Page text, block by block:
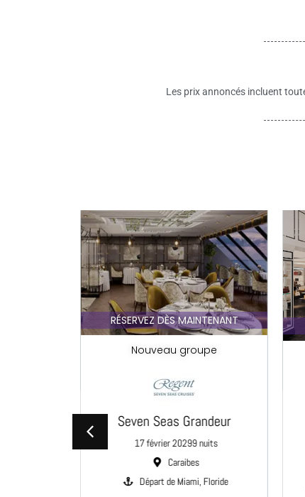
Les prix annoncés incluent
RÉSERVEZ DÈS MAINTENANT
Nouveau groupe
Seven Seas Grandeur
17 février 20299 nuits
Caraibes
Départ de Miami, Floride